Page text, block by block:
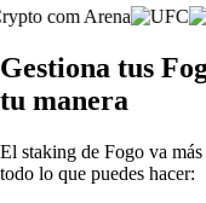
Gestiona tus
tu manera
El staking de Fogo va
todo lo que puedes hacer: